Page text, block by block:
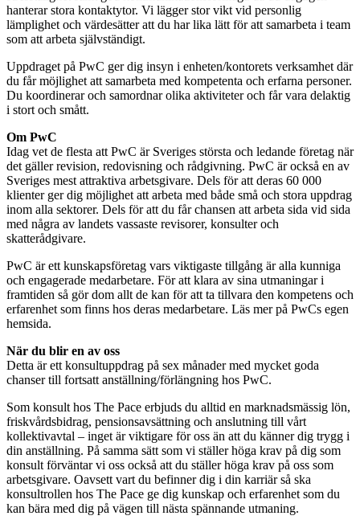
hanterar stora kontaktytor. Vi lägger stor vikt vid personlig
lämplighet och värdesätter att du har lika lätt för att samarbeta i team
som att arbeta självständigt.
Uppdraget på PwC ger dig insyn i enheten/kontorets verksamhet där
du får möjlighet att samarbeta med kompetenta och erfarna personer.
Du koordinerar och samordnar olika aktiviteter och får vara delaktig
i stort och smått.
Om PwC
Idag vet de flesta att PwC är Sveriges största och ledande företag när
det gäller revision, redovisning och rådgivning. PwC är också en av
Sveriges mest attraktiva arbetsgivare. Dels för att deras 60 000
klienter ger dig möjlighet att arbeta med både små och stora uppdrag
inom alla sektorer. Dels för att du får chansen att arbeta sida vid sida
med några av landets vassaste revisorer, konsulter och
skatterådgivare.
PwC är ett kunskapsföretag vars viktigaste tillgång är alla kunniga
och engagerade medarbetare. För att klara av sina utmaningar i
framtiden så gör dom allt de kan för att ta tillvara den kompetens och
erfarenhet som finns hos deras medarbetare. Läs mer på PwCs egen
hemsida.
När du blir en av oss
Detta är ett konsultuppdrag på sex månader med mycket goda
chanser till fortsatt anställning/förlängning hos PwC.
Som konsult hos The Pace erbjuds du alltid en marknadsmässig lön,
friskvårdsbidrag, pensionsavsättning och anslutning till vårt
kollektivavtal – inget är viktigare för oss än att du känner dig trygg i
din anställning. På samma sätt som vi ställer höga krav på dig som
konsult förväntar vi oss också att du ställer höga krav på oss som
arbetsgivare. Oavsett vart du befinner dig i din karriär så ska
konsultrollen hos The Pace ge dig kunskap och erfarenhet som du
kan bära med dig på vägen till nästa spännande utmaning.